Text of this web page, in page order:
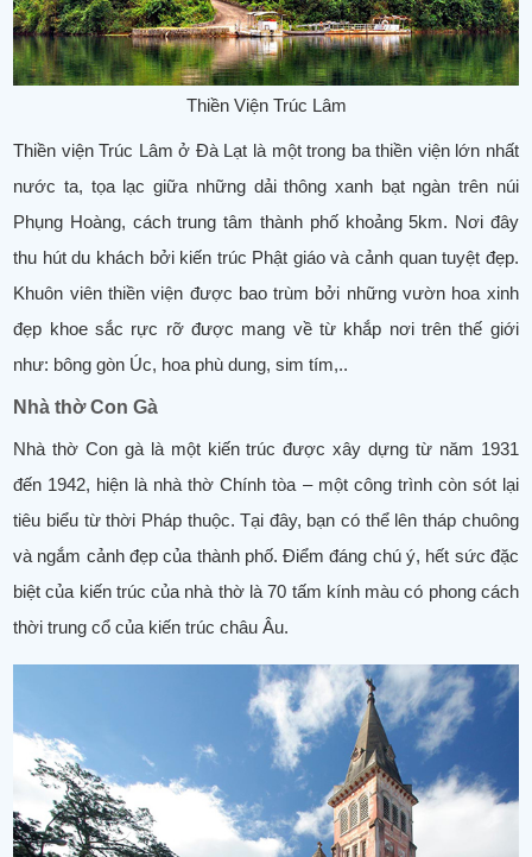
Thiền Viện Trúc Lâm
Thiền viện Trúc Lâm ở Đà Lạt là một trong ba thiền viện lớn nhất
nước ta, tọa lạc giữa những dải thông xanh bạt ngàn trên núi
Phụng Hoàng, cách trung tâm thành phố khoảng 5km. Nơi đây
thu hút du khách bởi kiến trúc Phật giáo và cảnh quan tuyệt đẹp.
Khuôn viên thiền viện được bao trùm bởi những vườn hoa xinh
đẹp khoe sắc rực rỡ được mang về từ khắp nơi trên thế giới
như: bông gòn Úc, hoa phù dung, sim tím,..
Nhà thờ Con Gà
Nhà thờ Con gà là một kiến trúc được xây dựng từ năm 1931
đến 1942, hiện là nhà thờ Chính tòa – một công trình còn sót lại
tiêu biểu từ thời Pháp thuộc. Tại đây, bạn có thể lên tháp chuông
và ngắm cảnh đẹp của thành phố. Điểm đáng chú ý, hết sức đặc
biệt của kiến trúc của nhà thờ là 70 tấm kính màu có phong cách
thời trung cổ của kiến trúc châu Âu.